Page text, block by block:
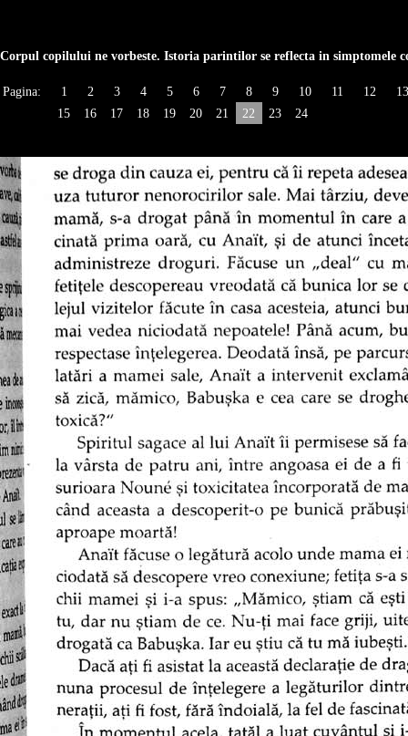
Corpul copilului ne vorbeste. Istoria parintilor se reflecta in simptomele
Pagina: 1 2 3 4 5 6 7 8 9 10 11 12
13
15
16 17 18 19 20 21 22 23 24